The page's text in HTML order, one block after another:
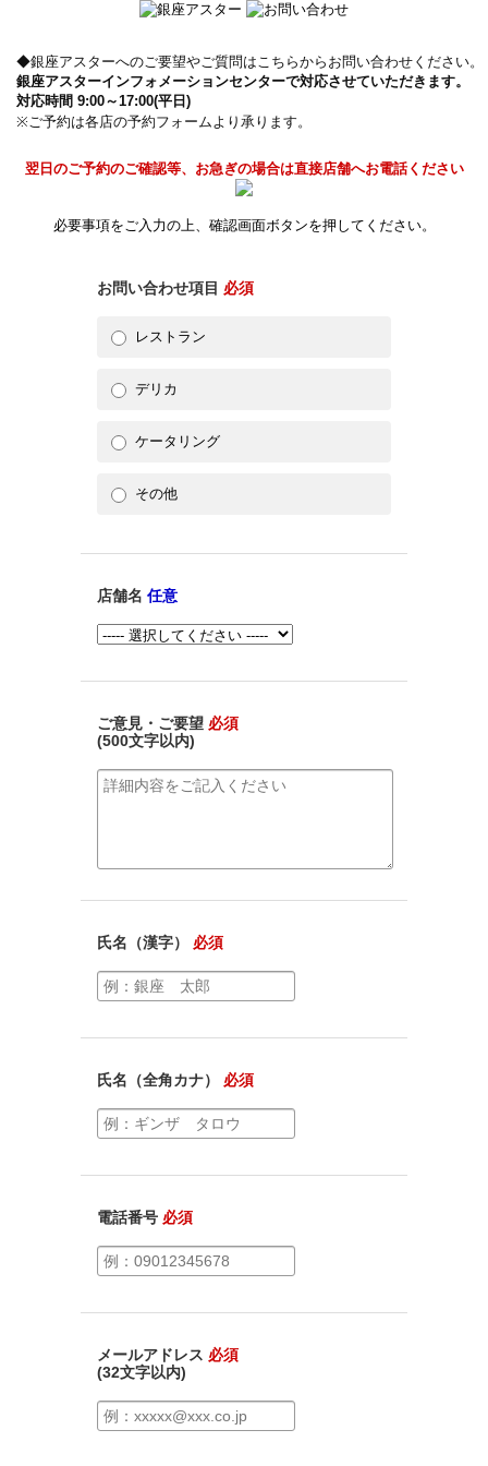
◆銀座アスターへのご要望やご質問はこちらからお問い合わせください。
銀座アスターインフォメーションセンターで対応させていただきます。
対応時間 9:00～17:00(平日)
※ご予約は各店の予約フォームより承ります。
翌日のご予約のご確認等、お急ぎの場合は直接店舗へお電話ください
必要事項をご入力の上、確認画面ボタンを押してください。
お問い合わせ項目 必須
レストラン
デリカ
ケータリング
その他
店舗名 任意
ご意見・ご要望 必須
(500文字以内)
氏名（漢字） 必須
氏名（全角カナ） 必須
電話番号 必須
メールアドレス 必須
(32文字以内)